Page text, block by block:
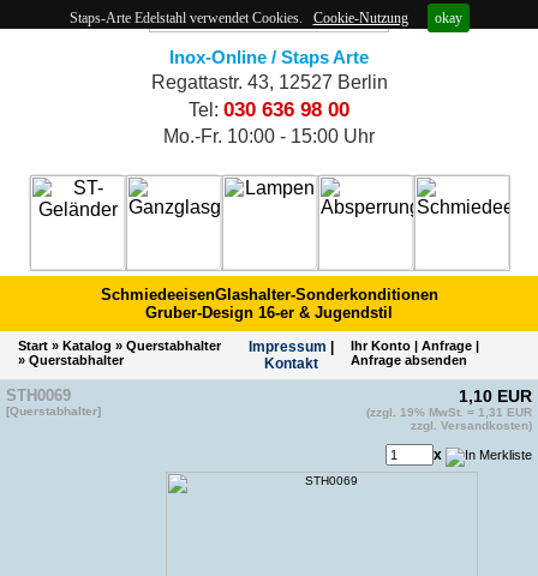
Staps-Arte Edelstahl verwendet Cookies. Cookie-Nutzung okay
Inox-Online / Staps Arte
Regattastr. 43, 12527 Berlin
Tel: 030 636 98 00
Mo.-Fr. 10:00 - 15:00 Uhr
SchmiedeeisenGlashalter-Sonderkonditionen
Gruber-Design 16-er & Jugendstil
Start » Katalog » Querstabhalter
» Querstabhalter
Impres­sum
Kontakt
Ihr Konto |Anfrage |
Anfrage absenden
STH0069
[Querstabhalter]
1,10 EUR
(zzgl. 19% MwSt. = 1,31 EUR
zzgl. Versandkosten)
x